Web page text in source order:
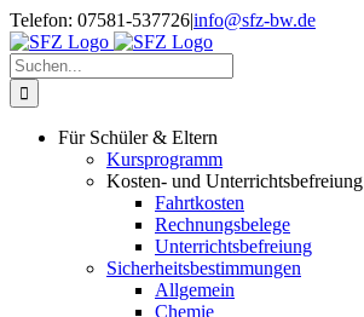
Zum
Inhalt
springen
Telefon: 07581-537726|info@sfz-bw.de
Suche
nach:
Für Schüler & Eltern
Kursprogramm
Kosten- und Unterrichtsbefreiung
Fahrtkosten
Rechnungsbelege
Unterrichtsbefreiung
Sicherheitsbestimmungen
Allgemein
Chemie